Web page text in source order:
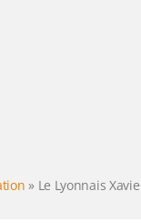
» Le Lyonnais